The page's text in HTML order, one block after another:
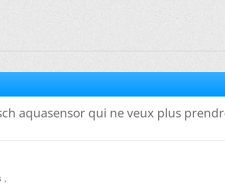
aquasensor qui ne veux plus
,